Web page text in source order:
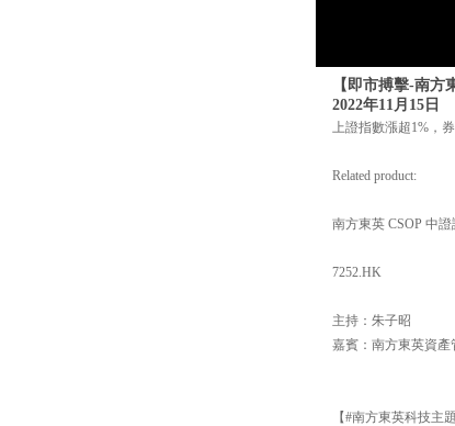
【即市搏擊-南
2022年11月15日
上證指數漲超1%，
Related product:
南方東英 CSOP 中
7252.HK
主持：朱子昭
嘉賓：南方東英資
【#南方東英科技主